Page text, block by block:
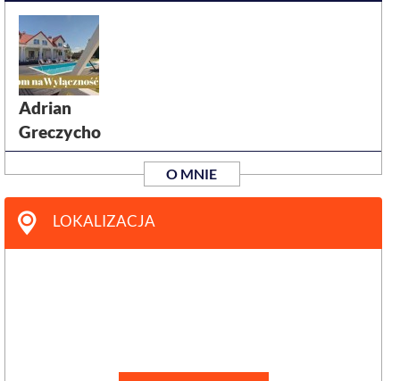
Adrian
Greczycho
O MNIE
LOKALIZACJA